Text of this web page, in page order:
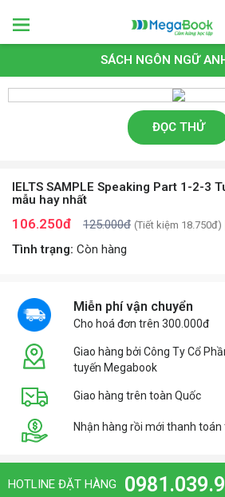
SÁCH NGÔN NGỮ
ĐỌC THỬ
IELTS SAMPLE Speaking Part 1-2-3
mẫu hay nhất
106.250đ 125.000đ (Tiết kiệm 18.750đ)
Tình trạng: Còn hàng
Miễn phí vận chuyển
Cho hoá đơn trên 300.000đ
Giao hàng bởi Công Ty Cổ
tuyến Megabook
Giao hàng trên toàn Quốc
Nhận hàng rồi mới thanh toán
HOTLINE ĐẶT HÀNG